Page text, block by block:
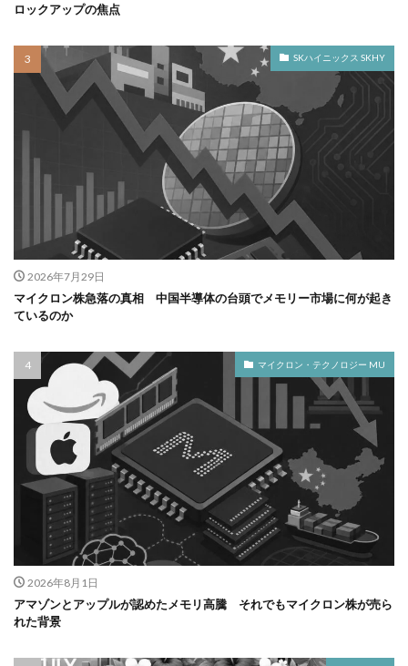
ロックアップの焦点
SKハイニックス SKHY
2026年7月29日
マイクロン株急落の真相 中国半導体の台頭でメモリー市場に何が起き
ているのか
マイクロン・テクノロジー MU
2026年8月1日
アマゾンとアップルが認めたメモリ高騰 それでもマイクロン株が売ら
れた背景